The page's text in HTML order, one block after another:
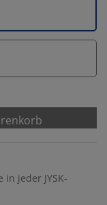
jeder JYSK-